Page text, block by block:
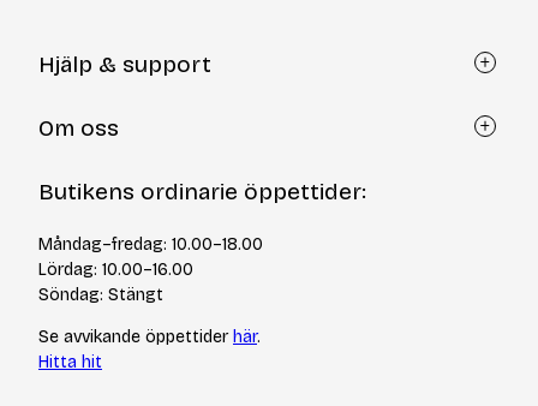
Hjälp & support
Återköp via formulär
Frågor och svar
Cookiepolicy
Integritetspolicy
Om oss
Om Yllotyll
Kurser & events
Tips & tekniker
Varumärken
Jobba hos oss
Butikens ordinarie öppettider:
Måndag–fredag: 10.00–18.00
Lördag: 10.00–16.00
Söndag: Stängt
Se avvikande öppettider här.
Hitta hit